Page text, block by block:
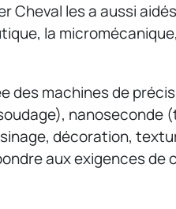
Cheval les a aussi
la
des machines de
nanoseconde
décoration,
aux exigences de